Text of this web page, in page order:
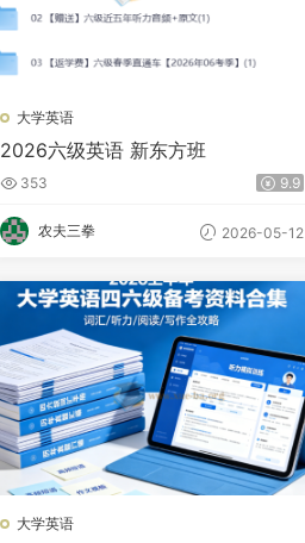
大学英语
2026六级英语 新东方班
353 9.9
农夫三拳 2026-05-12
大学英语